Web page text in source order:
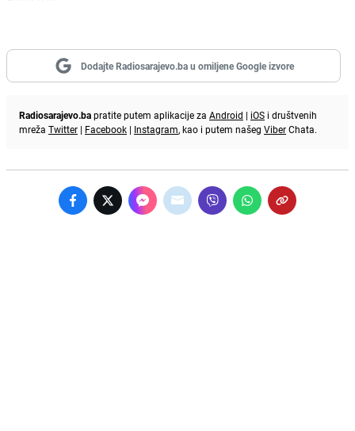
Dodajte Radiosarajevo.ba u omiljene Google izvore
Radiosarajevo.bapratite putem aplikacije za Android | iOS i društvenih
mreža Twitter | Facebook | Instagram, kao i putem našeg ViberChata.